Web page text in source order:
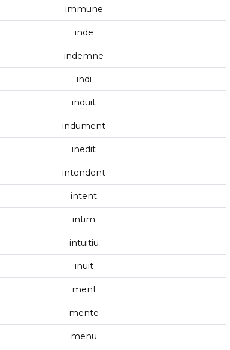
immune
inde
indemne
indi
induit
indument
inedit
intendent
intent
intim
intuitiu
inuit
ment
mente
menu